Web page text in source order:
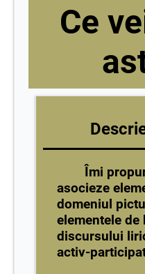
Ce
Îmi propun
asocieze
domeniul
elementele de
discursului
activ-